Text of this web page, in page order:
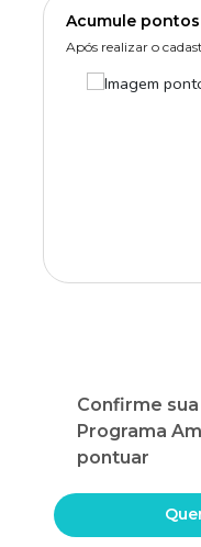
Acumule
Após realizar o
Confirme
Programa
pontuar